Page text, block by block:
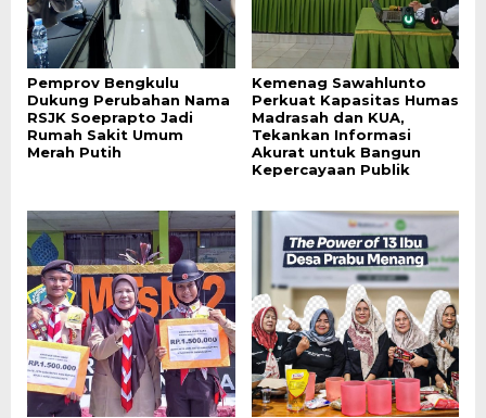
Pemprov Bengkulu
Dukung Perubahan Nama
RSJK Soeprapto Jadi
Rumah Sakit Umum
Merah Putih
Kemenag Sawahlunto
Perkuat Kapasitas Humas
Madrasah dan KUA,
Tekankan Informasi
Akurat untuk Bangun
Kepercayaan Publik